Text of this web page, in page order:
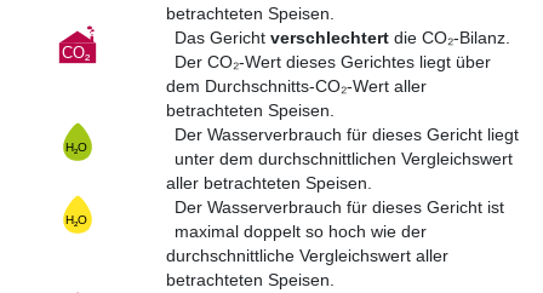
betrachteten Speisen.
Das Gericht verschlechtert die CO₂-Bilanz.
Der CO₂-Wert dieses Gerichtes liegt über
dem Durchschnitts-CO₂-Wert aller
betrachteten Speisen.
Der Wasserverbrauch für dieses Gericht liegt
unter dem durchschnittlichen Vergleichswert
aller betrachteten Speisen.
Der Wasserverbrauch für dieses Gericht ist
maximal doppelt so hoch wie der
durchschnittliche Vergleichswert aller
betrachteten Speisen.